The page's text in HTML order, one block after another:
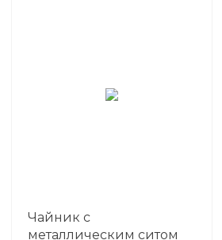
Чайник с
металлическим ситом